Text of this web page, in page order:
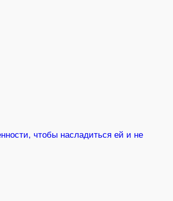
чтобы насладиться ей и не